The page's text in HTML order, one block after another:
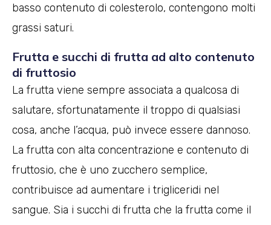
basso contenuto di colesterolo, contengono molti
grassi saturi.
Frutta e succhi di frutta ad alto contenuto
di fruttosio
La frutta viene sempre associata a qualcosa di
salutare, sfortunatamente il troppo di qualsiasi
cosa, anche l’acqua, può invece essere dannoso.
La frutta con alta concentrazione e contenuto di
fruttosio, che è uno zucchero semplice,
contribuisce ad aumentare i trigliceridi nel
sangue. Sia i succhi di frutta che la frutta come il